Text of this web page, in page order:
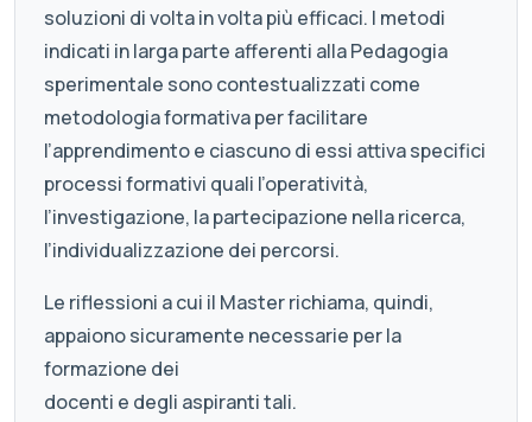
soluzioni di volta in volta più efficaci. I metodi
indicati in larga parte afferenti alla Pedagogia
sperimentale sono contestualizzati come
metodologia formativa per facilitare
l’apprendimento e ciascuno di essi attiva specifici
processi formativi quali l’operatività,
l’investigazione, la partecipazione nella ricerca,
l’individualizzazione dei percorsi.
Le riflessioni a cui il Master richiama, quindi,
appaiono sicuramente necessarie per la
formazione dei
docenti e degli aspiranti tali.